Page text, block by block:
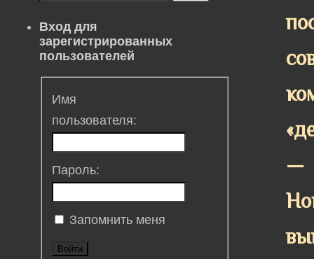
—
Вход для
зарегистрированных
пользователей
Имя
пользователя:
Пароль:
Запомнить меня
Войти